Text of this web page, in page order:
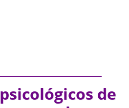
de